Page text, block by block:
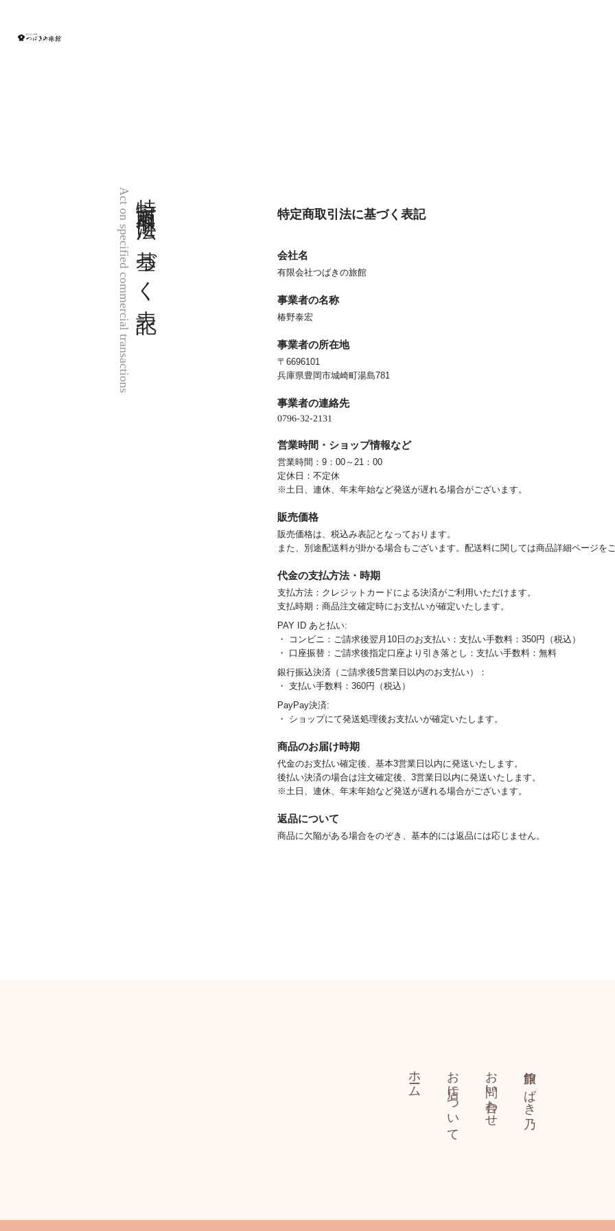
特定商取引法に基づく表記
Act on specified commercial transactions 特定商取引法に基づく表記
会社名
有限会社つばきの旅館
事業者の名称
椿野泰宏
事業者の所在地
〒6696101
兵庫県豊岡市城崎町湯島781
事業者の連絡先
営業時間・ショップ情報など
営業時間：9：00～21：00
定休日：不定休
※土日、連休、年末年始など発送が遅れる場合がございます。
販売価格
販売価格は、税込み表記となっております。
また、別途配送料が掛かる場合もございます。配送料に関しては商品詳細ページを
代金の支払方法・時期
支払方法：クレジットカードによる決済がご利用いただけます。
支払時期：商品注文確定時にお支払いが確定いたします。
PAY ID あと払い:
・ コンビニ：ご請求後翌月10日のお支払い：支払い手数料：350円（税込）
・ 口座振替：ご請求後指定口座より引き落とし：支払い手数料：無料
銀行振込決済（ご請求後5営業日以内のお支払い）：
・ 支払い手数料：360円（税込）
PayPay決済:
・ ショップにて発送処理後お支払いが確定いたします。
商品のお届け時期
代金のお支払い確定後、基本3営業日以内に発送いたします。
後払い決済の場合は注文確定後、3営業日以内に発送いたします。
※土日、連休、年末年始など発送が遅れる場合がございます。
返品について
商品に欠陥がある場合をのぞき、基本的には返品には応じません。
ホーム お店について お問い合わせ 旅館 つばき乃